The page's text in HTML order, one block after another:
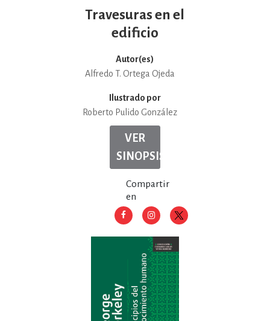
Travesuras en el
edificio
Autor(es)
Alfredo T. Ortega Ojeda
Ilustrado por
Roberto Pulido González
VER
SINOPSIS
Compartir
en